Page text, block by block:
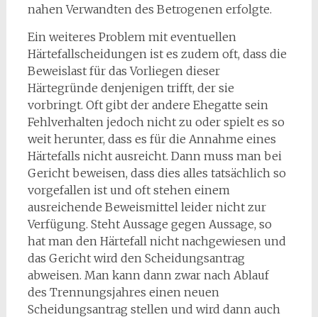
nahen Verwandten des Betrogenen erfolgte.
Ein weiteres Problem mit eventuellen
Härtefallscheidungen ist es zudem oft, dass die
Beweislast für das Vorliegen dieser
Härtegründe denjenigen trifft, der sie
vorbringt. Oft gibt der andere Ehegatte sein
Fehlverhalten jedoch nicht zu oder spielt es so
weit herunter, dass es für die Annahme eines
Härtefalls nicht ausreicht. Dann muss man bei
Gericht beweisen, dass dies alles tatsächlich so
vorgefallen ist und oft stehen einem
ausreichende Beweismittel leider nicht zur
Verfügung. Steht Aussage gegen Aussage, so
hat man den Härtefall nicht nachgewiesen und
das Gericht wird den Scheidungsantrag
abweisen. Man kann dann zwar nach Ablauf
des Trennungsjahres einen neuen
Scheidungsantrag stellen und wird dann auch